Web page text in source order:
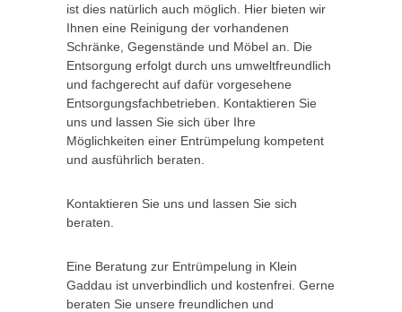
ist dies natürlich auch möglich. Hier bieten wir
Ihnen eine Reinigung der vorhandenen
Schränke, Gegenstände und Möbel an. Die
Entsorgung erfolgt durch uns umweltfreundlich
und fachgerecht auf dafür vorgesehene
Entsorgungsfachbetrieben. Kontaktieren Sie
uns und lassen Sie sich über Ihre
Möglichkeiten einer Entrümpelung kompetent
und ausführlich beraten.
Kontaktieren Sie uns und lassen Sie sich
beraten.
Eine Beratung zur Entrümpelung in Klein
Gaddau ist unverbindlich und kostenfrei. Gerne
beraten Sie unsere freundlichen und